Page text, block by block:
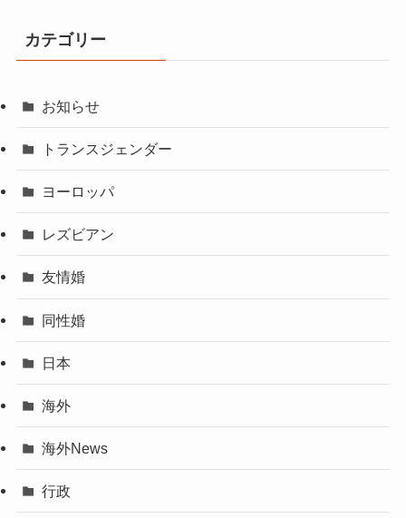
カテゴリー
お知らせ
トランスジェンダー
ヨーロッパ
レズビアン
友情婚
同性婚
日本
海外
海外News
行政